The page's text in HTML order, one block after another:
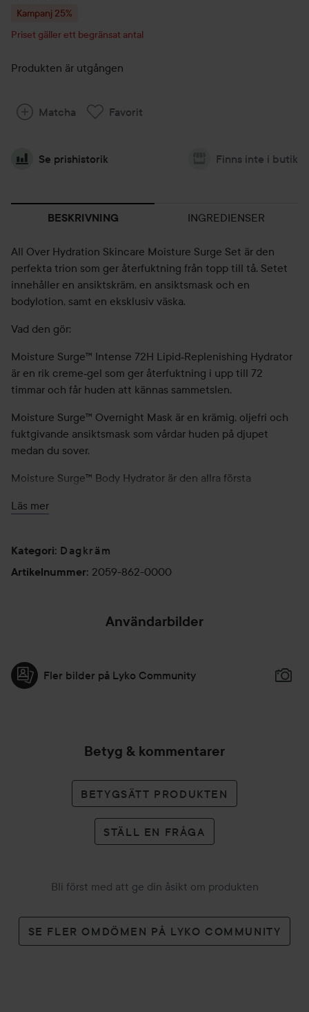
Kampanj 25%
Priset gäller ett begränsat antal
Produkten är utgången
Matcha Favorit
Se prishistorik Finns inte i butik
BESKRIVNING INGREDIENSER
All Over Hydration Skincare Moisture Surge Set är den
perfekta trion som ger återfuktning från topp till tå. Setet
innehåller en ansiktskräm, en ansiktsmask och en
bodylotion, samt en eksklusiv väska.
Vad den gör:
Moisture Surge™ Intense 72H Lipid‑Replenishing Hydrator
är en rik creme‑gel som ger återfuktning i upp till 72
timmar och får huden att kännas sammetslen.
Moisture Surge™ Overnight Mask är en krämig, oljefri och
fuktgivande ansiktsmask som vårdar huden på djupet
medan du sover.
Moisture Surge™ Body Hydrator är den allra första
Surge‑kollektion. Den erbjuder fräsch och lätt återfuktning
återfuktning i upp till 48 timmar.
Fakta om produkten:
Fri från:
Parfym
Parabener
Moisture Surge™ Intense 72H Lipid-Replenishing Hydrator,
Moisture Surge™ Overnight Mask, 30 ml
Moisture Surge™ Body Hydrator, 30 ml
Moisture Surge™ Intense 72H Lipid‑Replenishing Hydrator:
Applicera morgon och kväll på ren hud. Använd som den är
Läs mer
Kategori: Dagkräm
Artikelnummer: 2059-862-0000
Användarbilder
Fler bilder på Lyko Community
Betyg & kommentarer
BETYGSÄTT PRODUKTEN
STÄLL EN FRÅGA
Bli först med att ge din åsikt om produkten
SE FLER OMDÖMEN PÅ LYKO COMMUNITY